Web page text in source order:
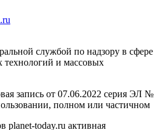
службой по надзору в сфере
и массовых
запись от 07.06.2022 серия ЭЛ №
полном или частичном
planet-today.ru активная